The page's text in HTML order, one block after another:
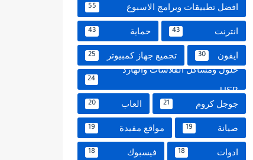
افضل تطبيقات وبرامج الاسبوع 55
انترنت 43 حماية 43
ايفون 30 تجميع جهاز كمبيوتر 25
حلول ومشاكل الفلاشات والهارد
USB
24
جوجل كروم 21 العاب 20
صيانة 19 مواقع مفيدة 19
ادوات 18 فيسبوك 18